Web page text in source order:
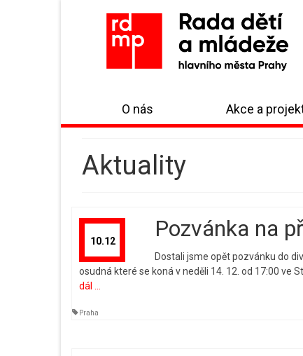
O nás Akce a
Aktuality
10.12 Pozvánka na
Dostali jsme opět pozvánku do
osudná které se koná v neděli 14. 12. od 17:00 ve
dál ...
Praha